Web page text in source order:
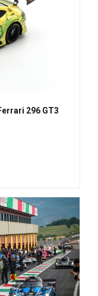
296 GT3